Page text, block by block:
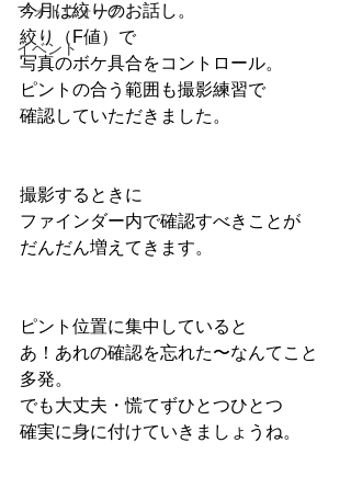
フォトウォーク
イベント
今月は絞りのお話し。
絞り（F値）で
写真のボケ具合をコントロール。
ピントの合う範囲も撮影練習で
確認していただきました。
撮影するときに
ファインダー内で確認すべきことが
だんだん増えてきます。
ピント位置に集中していると
あ！あれの確認を忘れた〜なんてこと
多発。
でも大丈夫・慌てずひとつひとつ
確実に身に付けていきましょうね。